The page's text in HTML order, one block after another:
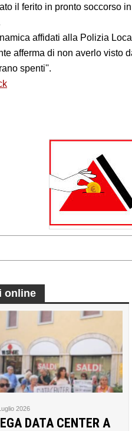
il ferito in pronto soccorso
affidati alla Polizia
afferma di non averlo visto
spenti''.
online
2026
DATA CENTER A